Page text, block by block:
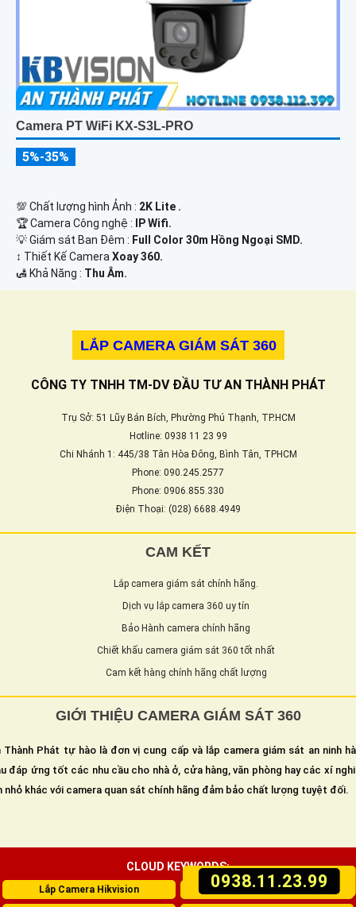
0938.11.23.99
Camera PT WiFi KX-S3L-PRO
5%-35%
💯 Chất lượng hình Ảnh : 2K Lite .
🏆 Camera Công nghệ :
IP Wifi.
💡 Giám sát Ban Đêm : Full Color 30m Hồng Ngoại SMD.
↕️ Thiết Kế CameraXoay 360.
️🛃 Khả Năng : Thu Âm.
LẮP CAMERA GIÁM SÁT 360
CÔNG TY TNHH TM-DV ĐẦU TƯ AN THÀNH PHÁT
Trụ Sở: 51 Lũy Bán Bích, Phường Phú Thạnh, TP.HCM
Hotline: 0938 11 23 99
Chi Nhánh 1: 445/38 Tân Hòa Đông, Bình Tân, TPHCM
Phone: 090.245.2577
Phone: 0906.855.330
Điện Thoại: (028) 6688.4949
CAM KẾT
Lắp camera giám sát chính hãng.
Dịch vụ lắp camera 360 uy tín
Bảo Hành camera chính hãng
Chiết khấu camera giám sát 360 tốt nhất
Cam kết hàng chính hãng chất lượng
GIỚI THIỆU CAMERA GIÁM SÁT 360
Thành Phát tự hào là đơn vị cung cấp và lắp camera giám sát an ninh
đáp ứng tốt các nhu cầu cho nhà ở, cửa hàng, văn phòng hay các xí
nhỏ khác với camera quan sát chính hãng đảm bảo chất lượng tuyệt đối.
CLOUD KEYWORDS:
Lắp Camera Hikvision Camera Kbvision Giá Rẻ